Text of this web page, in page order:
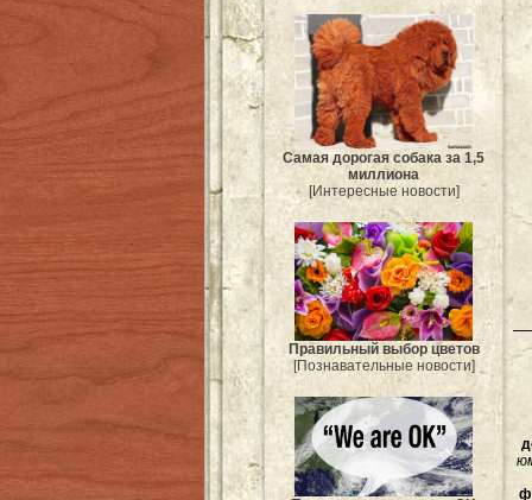
Самая дорогая собака за 1,5
миллиона
[Интересные новости]
Правильный выбор цветов
[Познавательные новости]